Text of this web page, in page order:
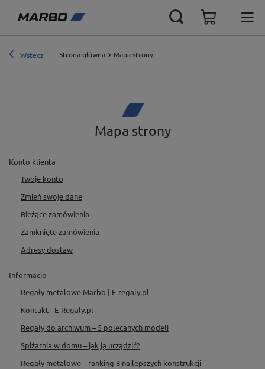
Wstecz Strona główna Mapa strony
Mapa strony
Konto klienta
Twoje konto
Zmień swoje dane
Bieżące zamówienia
Zamknięte zamówienia
Adresy dostaw
Informacje
Regały metalowe Marbo | E-regaly.pl
Kontakt - E-Regaly.pl
Regały do archiwum – 5 polecanych modeli
Spiżarnia w domu – jak ją urządzić?
Regały metalowe – ranking 8 najlepszych konstrukcji